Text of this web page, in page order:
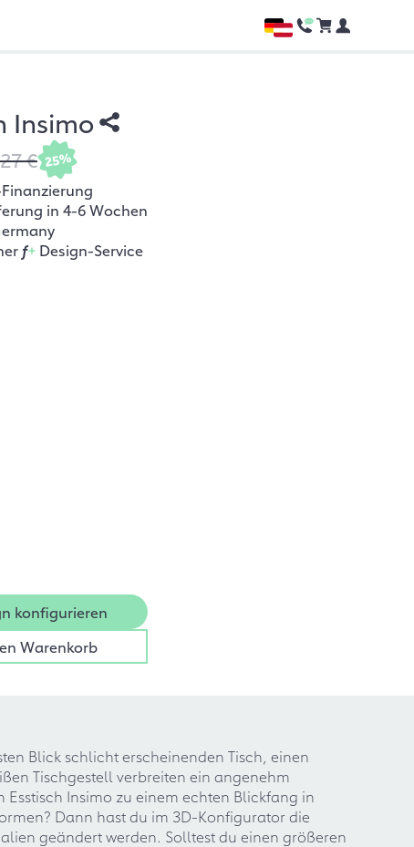
Insimo
€ 25%
in 4-6 Wochen
f+Design-Service
konfigurieren
Warenkorb
Blick schlicht erscheinenden Tisch, einen
Tischgestell verbreiten ein angenehm
Insimo zu einem echten Blickfang in
Dann hast du im 3D-Konfigurator die
geändert werden. Solltest du einen größeren